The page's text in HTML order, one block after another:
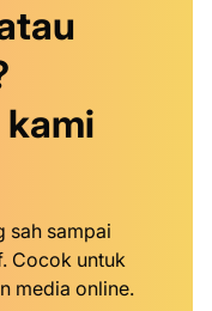
kami
sah sampai
Cocok untuk
media online.